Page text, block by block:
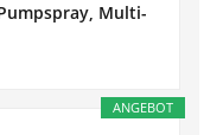
Multi-
ANGEBOT